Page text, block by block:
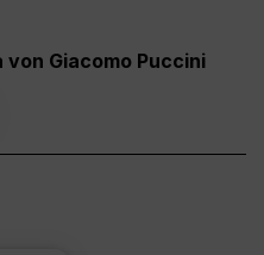
von Giacomo Puccini